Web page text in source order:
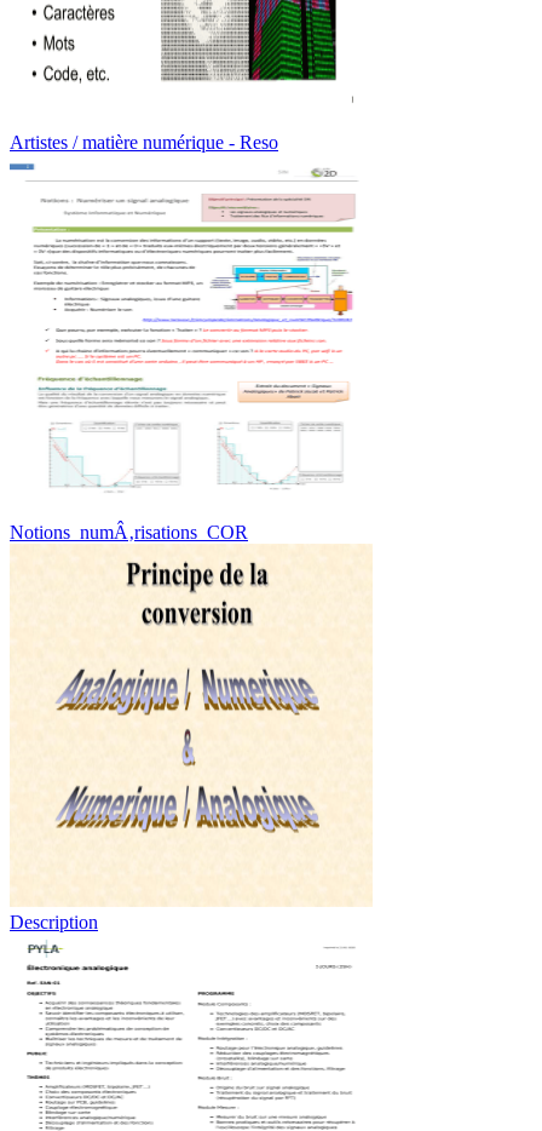
Artistes / matière numérique - Reso
Notions_numÂ‚risations_COR
Description